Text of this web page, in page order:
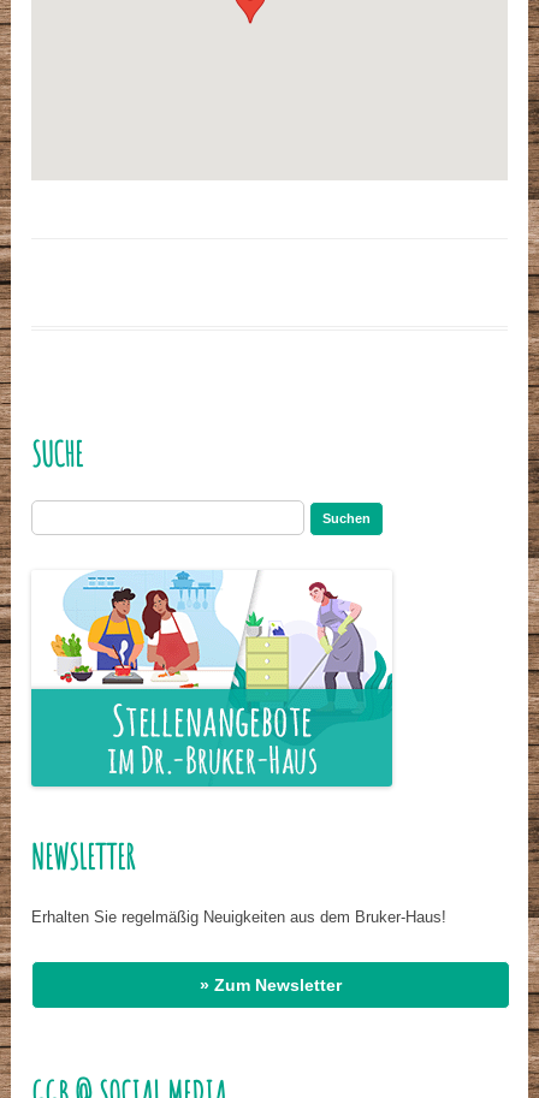
SUCHE
nach:
NEWSLETTER
Erhalten Sie regelmäßig Neuigkeiten aus dem Bruker-Haus!
» Zum Newsletter